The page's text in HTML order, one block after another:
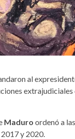
al
Maduro ordenó a las
y 2020.